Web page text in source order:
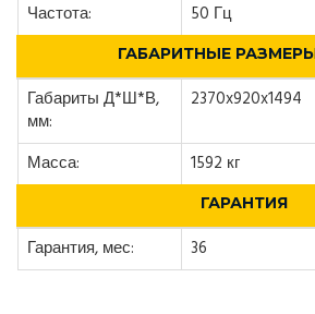
Частота:
50 Гц
ГАБАРИТНЫЕ
Габариты Д*Ш*В,
мм:
2370x920x1494
Масса: 1592 кг
ГАРАНТИЯ
Гарантия, мес: 36